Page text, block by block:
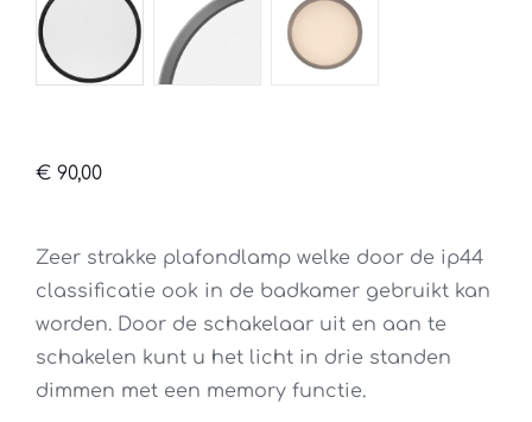
€ 90,00
Zeer strakke plafondlamp welke door de ip44
classificatie ook in de badkamer gebruikt kan
worden. Door de schakelaar uit en aan te
schakelen kunt u het licht in drie standen
dimmen met een memory functie.